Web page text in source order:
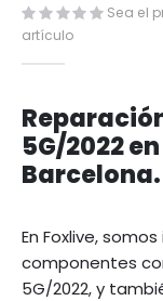
Sea el
artículo
5G/2022
Barcelona.
En Foxlive,
componentes
5G/2022, y